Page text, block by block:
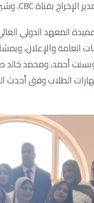
المعهد الدولي
والإعلان،
أحمد، ومحمد خالد
الطلاب وفق أحدث